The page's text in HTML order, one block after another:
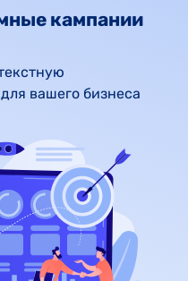
кампании
вашего бизнеса